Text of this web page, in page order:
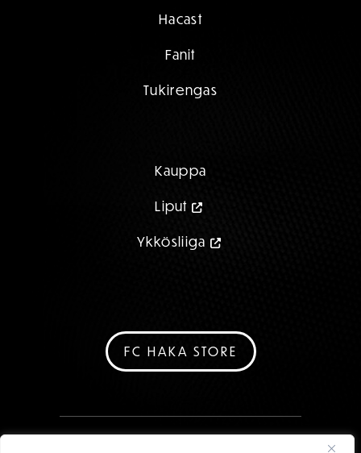
Hacast
Fanit
Tukirengas
Kauppa
Liput
Ykkösliiga
FC HAKA STORE